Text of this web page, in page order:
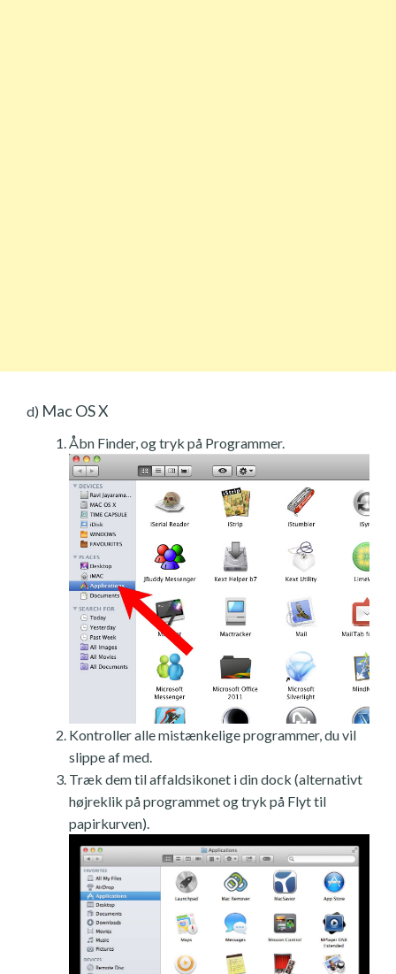
d) Mac OS X
Åbn Finder, og tryk på Programmer.
Kontroller alle mistænkelige programmer, du vil
slippe af med.
Træk dem til affaldsikonet i din dock (alternativt
højreklik på programmet og tryk på Flyt til
papirkurven).